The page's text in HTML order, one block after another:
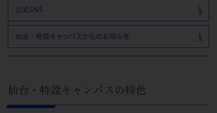
公式SNS
仙台・特設キャンパスからのお知らせ
仙台・特設キャンパスの特色